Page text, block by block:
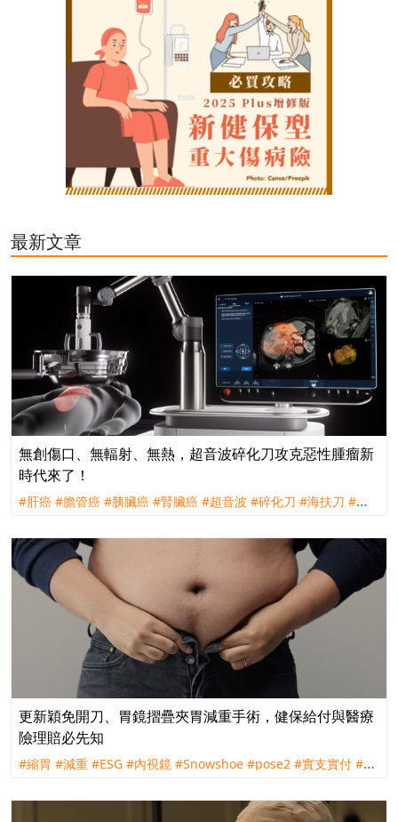
最新文章
無創傷口、無輻射、無熱，超音波碎化刀攻克惡性腫瘤新
時代來了！
#肝癌 #膽管癌 #胰臟癌 #腎臟癌 #超音波 #碎化刀 #海扶刀 #海
創
更新穎免開刀、胃鏡摺疊夾胃減重手術，健保給付與醫療
險理賠必先知
#縮胃 #減重 #ESG #內視鏡 #Snowshoe #pose2 #實支實付 #門
西#袖狀#雪靴夾